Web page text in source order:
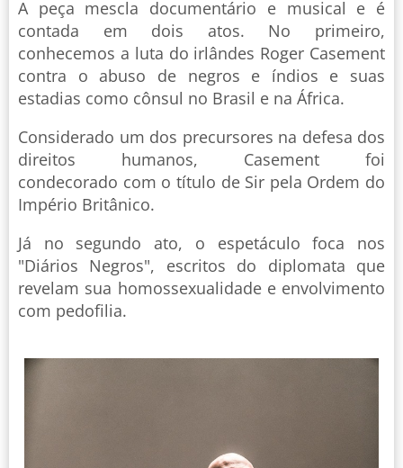
A peça mescla documentário e musical e é
contada em dois atos. No primeiro,
conhecemos a luta do irlândes Roger Casement
contra o abuso de negros e índios e suas
estadias como cônsul no Brasil e na África.
Considerado um dos precursores na defesa dos
direitos humanos, Casement foi
condecorado com o título de Sir pela Ordem do
Império Britânico.
Já no segundo ato, o espetáculo foca nos
"Diários Negros", escritos do diplomata que
revelam sua homossexualidade e envolvimento
com pedofilia.